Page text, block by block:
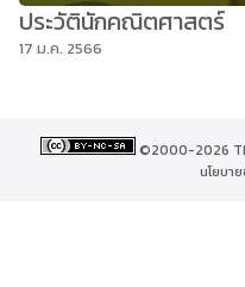
ประวัตินักคณิตศาสตร์
17 ม.ค. 2566
©2000-2026
นโยบา